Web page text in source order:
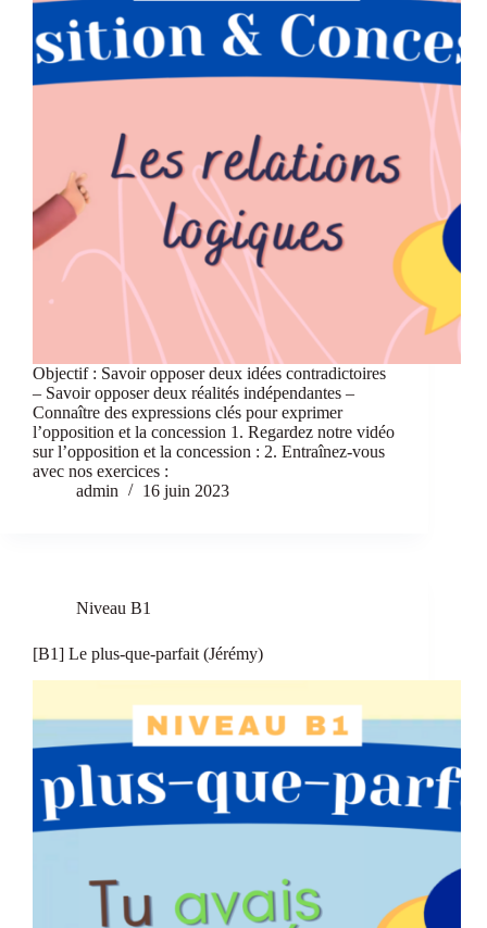
Objectif : Savoir opposer deux idées contradictoires
– Savoir opposer deux réalités indépendantes –
Connaître des expressions clés pour exprimer
l’opposition et la concession 1. Regardez notre vidéo
sur l’opposition et la concession : 2. Entraînez-vous
avec nos exercices :
admin
16 juin 2023
Niveau B1
[B1] Le plus-que-parfait (Jérémy)